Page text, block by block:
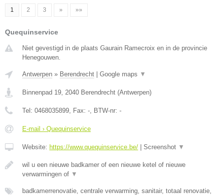
1 2 3 » »»
Quequinservice
Niet gevestigd in de plaats Gaurain Ramecroix en in de provincie
Henegouwen.
Antwerpen » Berendrecht Google maps ▼
Binnenpad 19, 2040 Berendrecht (Antwerpen)
Tel: 0468035899, Fax: -, BTW-nr: -
E-mail › Quequinservice
Website: https://www.quequinservice.be/ Screenshot ▼
wil u een nieuwe badkamer of een nieuwe ketel of nieuwe
verwarmingen of ▼
badkamerrenovatie, centrale verwarming, sanitair, totaal renovatie,